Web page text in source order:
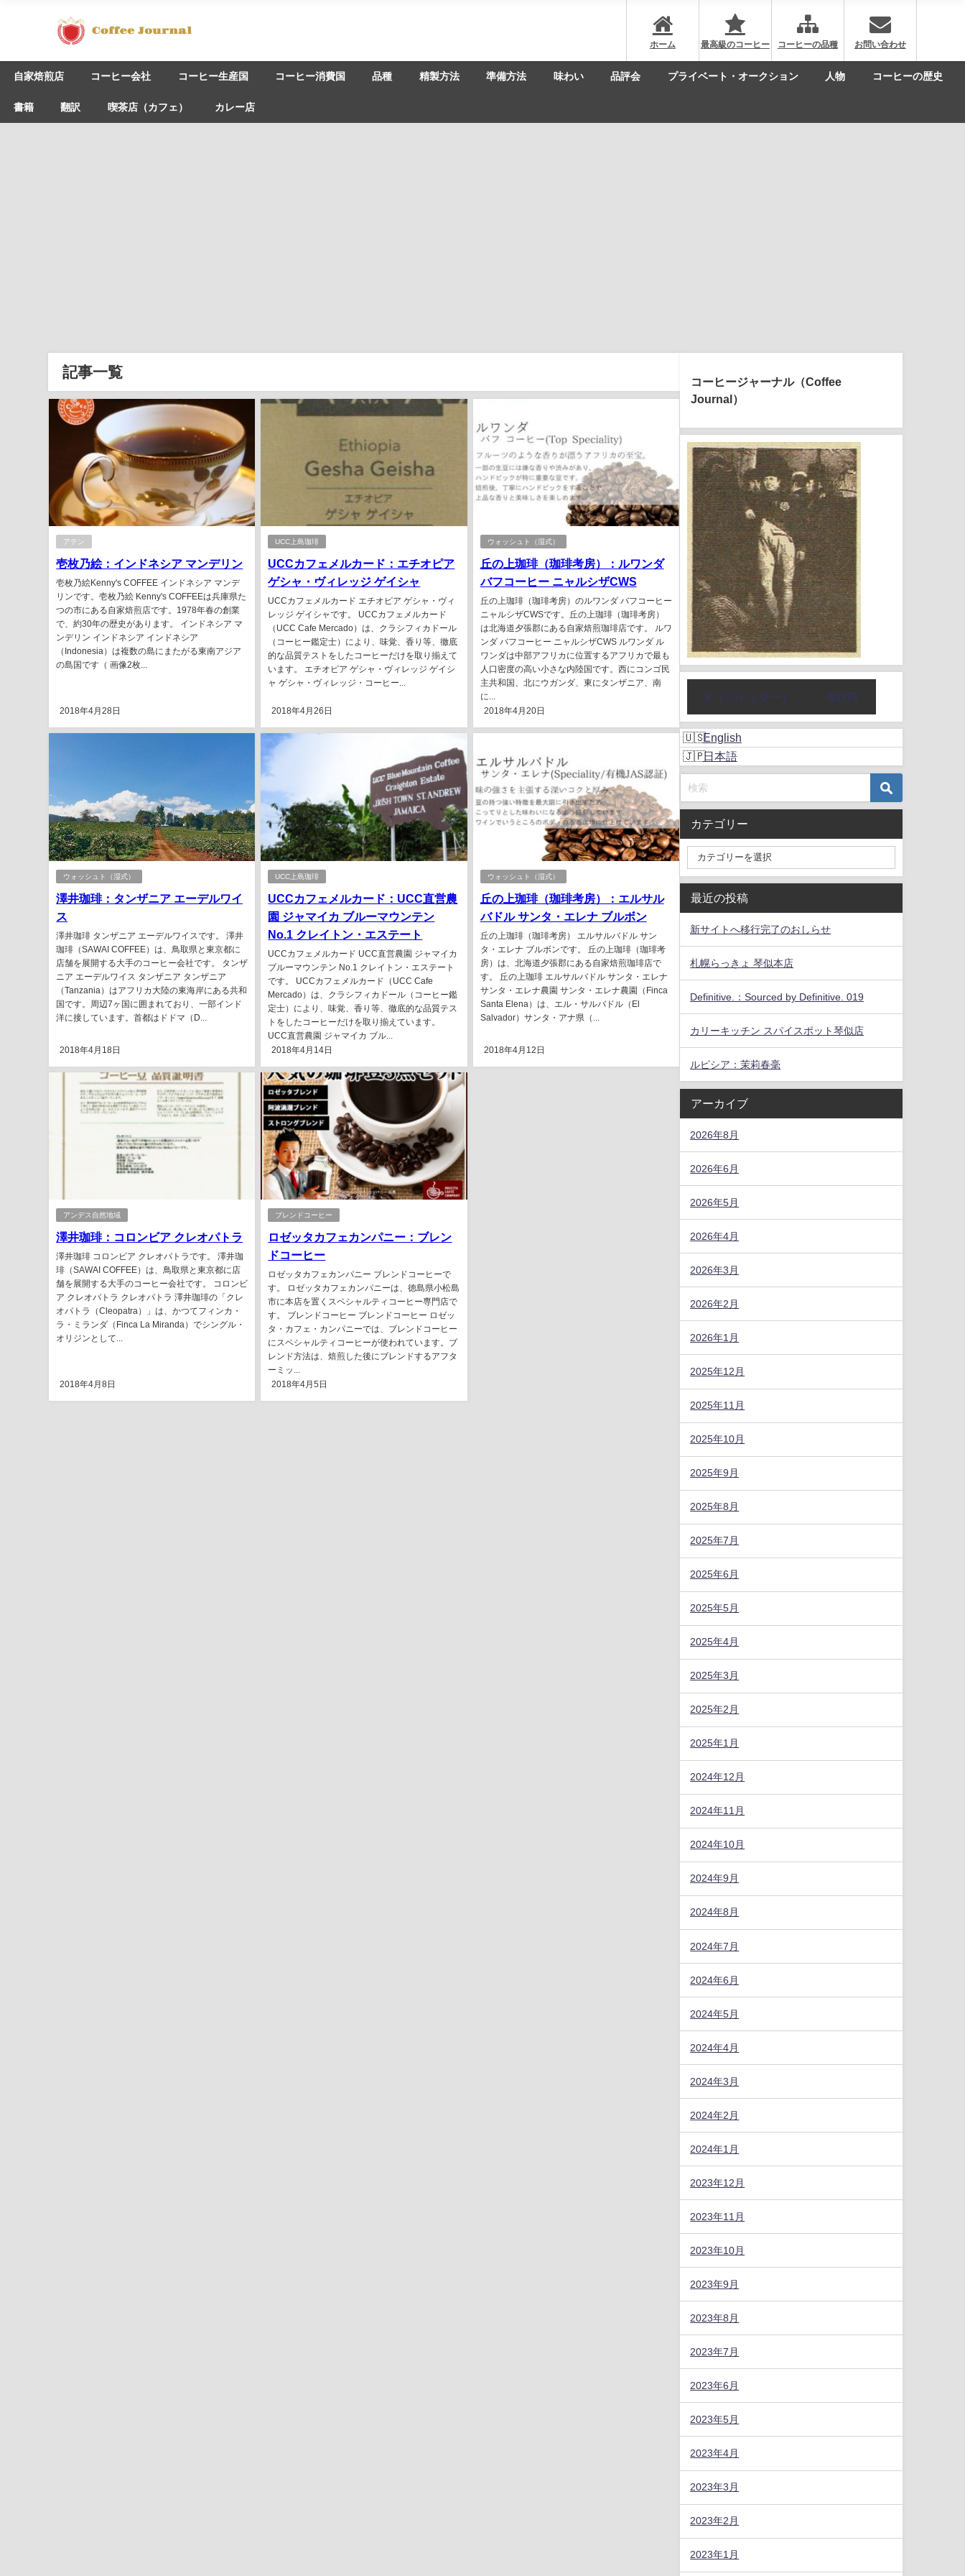
ホーム 最高級のコーヒー コーヒーの品種 お問い合わせ
自家焙煎店 コーヒー会社 コーヒー生産国 コーヒー消費国 品種 精製方法 準備方法 味わい 品評会 プライベート・オークション 人物 コーヒーの歴史
書籍 翻訳 喫茶店（カフェ） カレー店
記事一覧
アテン
壱枚乃絵：インドネシア マンデリン
壱枚乃絵Kenny's COFFEE インドネシア マンデ
リンです。壱枚乃絵 Kenny's COFFEEは兵庫県た
つの市にある自家焙煎店です。1978年春の創業
で、約30年の歴史があります。 インドネシア マ
ンデリン インドネシア インドネシア
（Indonesia）は複数の島にまたがる東南アジア
の島国です（ 画像2枚...
2018年4月28日
UCC上島珈琲
UCCカフェメルカード：エチオピア
ゲシャ・ヴィレッジ ゲイシャ
UCCカフェメルカード エチオピア ゲシャ・ヴィ
レッジ ゲイシャです。 UCCカフェメルカード
（UCC Cafe Mercado）は、クラシフィカドール
（コーヒー鑑定士）により、味覚、香り等、徹底
的な品質テストをしたコーヒーだけを取り揃えて
います。 エチオピア ゲシャ・ヴィレッジ ゲイシ
ャ ゲシャ・ヴィレッジ・コーヒー...
2018年4月26日
ウォッシュト（湿式）
丘の上珈琲（珈琲考房）：ルワンダ
バフコーヒー ニャルシザCWS
丘の上珈琲（珈琲考房）のルワンダ バフコーヒー
ニャルシザCWSです。丘の上珈琲（珈琲考房）
は北海道夕張郡にある自家焙煎珈琲店です。 ルワ
ンダ バフコーヒー ニャルシザCWS ルワンダ ル
ワンダは中部アフリカに位置するアフリカで最も
人口密度の高い小さな内陸国です。西にコンゴ民
主共和国、北にウガンダ、東にタンザニア、南
に...
2018年4月20日
ウォッシュト（湿式）
澤井珈琲：タンザニア エーデルワイ
ス
澤井珈琲 タンザニア エーデルワイスです。 澤井
珈琲（SAWAI COFFEE）は、鳥取県と東京都に
店舗を展開する大手のコーヒー会社です。 タンザ
ニア エーデルワイス タンザニア タンザニア
（Tanzania）はアフリカ大陸の東海岸にある共和
国です。周辺7ヶ国に囲まれており、一部インド
洋に接しています。首都はドドマ（D...
2018年4月18日
UCC上島珈琲
UCCカフェメルカード：UCC直営農
園 ジャマイカ ブルーマウンテン
No.1 クレイトン・エステート
UCCカフェメルカード UCC直営農園 ジャマイカ
ブルーマウンテン No.1 クレイトン・エステート
です。 UCCカフェメルカード（UCC Cafe
Mercado）は、クラシフィカドール（コーヒー鑑
定士）により、味覚、香り等、徹底的な品質テス
トをしたコーヒーだけを取り揃えています。
UCC直営農園 ジャマイカ ブル...
2018年4月14日
ウォッシュト（湿式）
丘の上珈琲（珈琲考房）：エルサル
バドル サンタ・エレナ ブルボン
丘の上珈琲（珈琲考房） エルサルバドル サン
タ・エレナ ブルボンです。 丘の上珈琲（珈琲考
房）は、北海道夕張郡にある自家焙煎珈琲店で
す。 丘の上珈琲 エルサルバドル サンタ・エレナ
サンタ・エレナ農園 サンタ・エレナ農園（Finca
Santa Elena）は、エル・サルバドル（El
Salvador）サンタ・アナ県（...
2018年4月12日
アンデス自然地域
澤井珈琲：コロンビア クレオパトラ
澤井珈琲 コロンビア クレオパトラです。 澤井珈
琲（SAWAI COFFEE）は、鳥取県と東京都に店
舗を展開する大手のコーヒー会社です。 コロンビ
ア クレオパトラ クレオパトラ 澤井珈琲の「クレ
オパトラ（Cleopatra）」は、かつてフィンカ・
ラ・ミランダ（Finca La Miranda）でシングル・
オリジンとして...
2018年4月8日
ブレンドコーヒー
ロゼッタカフェカンパニー：ブレン
ドコーヒー
ロゼッタカフェカンパニー ブレンドコーヒーで
す。 ロゼッタカフェカンパニーは、徳島県小松島
市に本店を置くスペシャルティコーヒー専門店で
す。 ブレンドコーヒー ブレンドコーヒー ロゼッ
タ・カフェ・カンパニーでは、ブレンドコーヒー
にスペシャルティコーヒーが使われています。ブ
レンド方法は、焙煎した後にブレンドするアフタ
ーミッ...
2018年4月5日
コーヒージャーナル（Coffee
Journal）
X（ツイッター） NOTE
English
日本語
カテゴリー
最近の投稿
新サイトへ移行完了のおしらせ
札幌らっきょ 琴似本店
Definitive.：Sourced by Definitive. 019
カリーキッチン スパイスポット琴似店
ルピシア：茉莉春毫
アーカイブ
2026年8月
2026年6月
2026年5月
2026年4月
2026年3月
2026年2月
2026年1月
2025年12月
2025年11月
2025年10月
2025年9月
2025年8月
2025年7月
2025年6月
2025年5月
2025年4月
2025年3月
2025年2月
2025年1月
2024年12月
2024年11月
2024年10月
2024年9月
2024年8月
2024年7月
2024年6月
2024年5月
2024年4月
2024年3月
2024年2月
2024年1月
2023年12月
2023年11月
2023年10月
2023年9月
2023年8月
2023年7月
2023年6月
2023年5月
2023年4月
2023年3月
2023年2月
2023年1月